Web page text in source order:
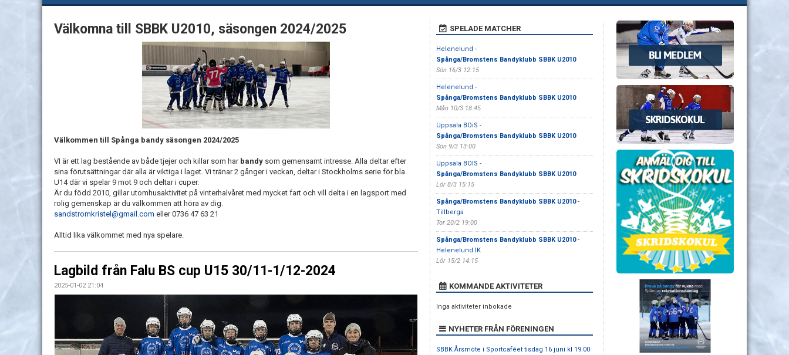
Välkomna till SBBK U2010, säsongen 2024/2025
Välkommen till Spånga bandy säsongen 2024/2025
VI är ett lag bestående av både tjejer och killar som har bandy som gemensamt intresse. Alla deltar efter
sina förutsättningar där alla är viktiga i laget. Vi tränar 2 gånger i veckan, deltar i Stockholms serie för bla
U14 där vi spelar 9 mot 9 och deltar i cuper.
Är du född 2010, gillar utomhusaktivitet på vinterhalvåret med mycket fart och vill delta i en lagsport med
rolig gemenskap är du välkommen att höra av dig.
sandstromkristel@gmail.com eller 0736 47 63 21
Alltid lika välkommet med nya spelare.
Lagbild från Falu BS cup U15 30/11-1/12-2024
2025-01-02 21:04
SPELADE MATCHER
Helenelund -
Spånga/Bromstens Bandyklubb SBBK U2010
Sön 16/3 12:15
Helenelund -
Spånga/Bromstens Bandyklubb SBBK U2010
Mån 10/3 18:45
Uppsala BOiS -
Spånga/Bromstens Bandyklubb SBBK U2010
Sön 9/3 13:00
Uppsala BOIS -
Spånga/Bromstens Bandyklubb SBBK U2010
Lör 8/3 15:15
Spånga/Bromstens Bandyklubb SBBK U2010-
Tillberga
Tor 20/2 19:00
Spånga/Bromstens Bandyklubb SBBK U2010-
Helenelund IK
Lör 15/2 14:15
KOMMANDE AKTIVITETER
Inga aktiviteter inbokade
NYHETER FRÅN FÖRENINGEN
SBBK Årsmöte i Sportcaféet tisdag 16 juni kl 19.00